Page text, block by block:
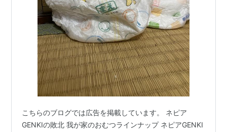
こちらのブログでは広告を掲載しています。 ネピア
GENKIの敗北 我が家のおむつラインナップ ネピアGENKI